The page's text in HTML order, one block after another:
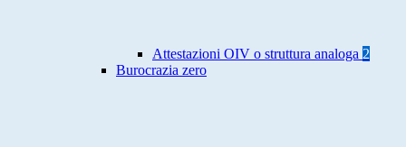
Attestazioni OIV o struttura analoga 2
Burocrazia zero